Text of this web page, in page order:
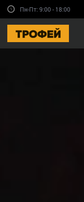
Пн-Пт: 9:00 - 18:00